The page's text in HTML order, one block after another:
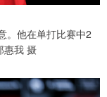
。他在单打比赛中2
惠我 摄